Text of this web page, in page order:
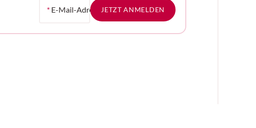
* E-Mail-AdresseJETZT ANMELDEN